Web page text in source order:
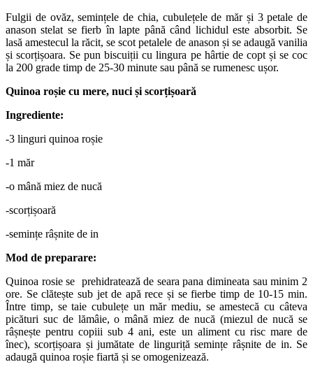
Fulgii de ovăz, semințele de chia, cubulețele de măr și 3 petale de
anason stelat se fierb în lapte până când lichidul este absorbit. Se
lasă amestecul la răcit, se scot petalele de anason și se adaugă vanilia
și scorțișoara. Se pun biscuiții cu lingura pe hârtie de copt și se coc
la 200 grade timp de 25-30 minute sau până se rumenesc ușor.
Quinoa roșie cu mere, nuci și scorțișoară
Ingrediente:
-3 linguri quinoa roșie
-1 măr
-o mână miez de nucă
-scorțișoară
-semințe râșnite de in
Mod de preparare:
Quinoa rosie se prehidratează de seara pana dimineata sau minim 2
ore. Se clătește sub jet de apă rece și se fierbe timp de 10-15 min.
Între timp, se taie cubulețe un măr mediu, se amestecă cu câteva
picături suc de lămâie, o mână miez de nucă (miezul de nucă se
râșnește pentru copiii sub 4 ani, este un aliment cu risc mare de
înec), scorțișoara și jumătate de linguriță semințe râșnite de in. Se
adaugă quinoa roșie fiartă și se omogenizează.